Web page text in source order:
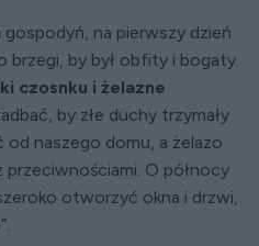
na pierwszy dzień
brzegi, by był obfity i bogaty.
czosnku i żelazne
by złe duchy trzymały
od naszego domu, a żelazo
przeciwnościami. O północy
otworzyć okna i drzwi,